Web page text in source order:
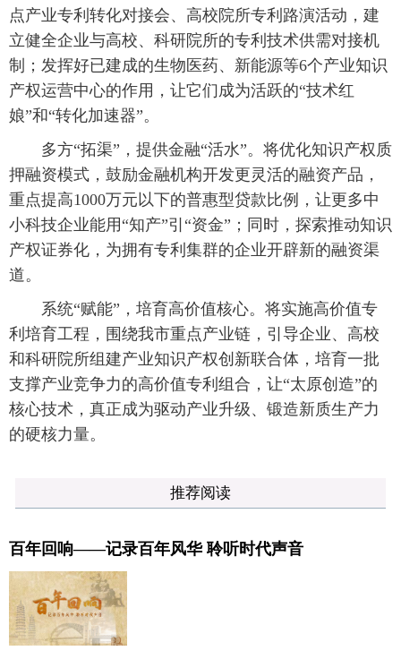
点产业专利转化对接会、高校院所专利路演活动，建
立健全企业与高校、科研院所的专利技术供需对接机
制；发挥好已建成的生物医药、新能源等6个产业知识
产权运营中心的作用，让它们成为活跃的“技术红
娘”和“转化加速器”。
多方“拓渠”，提供金融“活水”。将优化知识产权质
押融资模式，鼓励金融机构开发更灵活的融资产品，
重点提高1000万元以下的普惠型贷款比例，让更多中
小科技企业能用“知产”引“资金”；同时，探索推动知识
产权证券化，为拥有专利集群的企业开辟新的融资渠
道。
系统“赋能”，培育高价值核心。将实施高价值专
利培育工程，围绕我市重点产业链，引导企业、高校
和科研院所组建产业知识产权创新联合体，培育一批
支撑产业竞争力的高价值专利组合，让“太原创造”的
核心技术，真正成为驱动产业升级、锻造新质生产力
的硬核力量。
推荐阅读
百年回响——记录百年风华 聆听时代声音